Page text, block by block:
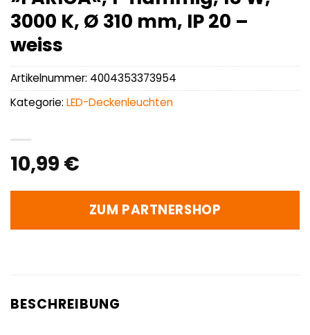
3000 K, Ø 310 mm, IP 20 –
weiss
10,99 €
ZUM PARTNERSHOP
Artikelnummer: 4004353373954
Kategorie: LED-Deckenleuchten
BESCHREIBUNG